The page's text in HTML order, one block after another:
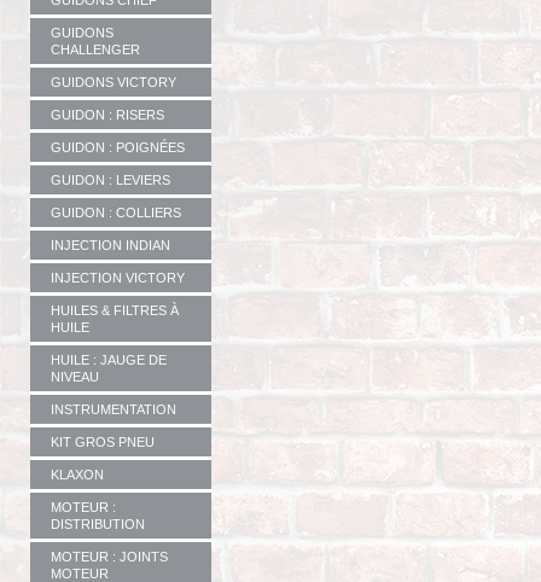
GUIDONS
CHALLENGER
GUIDONS VICTORY
GUIDON : RISERS
GUIDON : POIGNÉES
GUIDON : LEVIERS
GUIDON : COLLIERS
INJECTION INDIAN
INJECTION VICTORY
HUILES & FILTRES À
HUILE
HUILE : JAUGE DE
NIVEAU
INSTRUMENTATION
KIT GROS PNEU
KLAXON
MOTEUR :
DISTRIBUTION
MOTEUR : JOINTS
MOTEUR